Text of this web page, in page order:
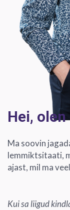
Hei, olen
Ma soovin
lemmiktsitaati,
ajast, mil ma
Kui sa liigud